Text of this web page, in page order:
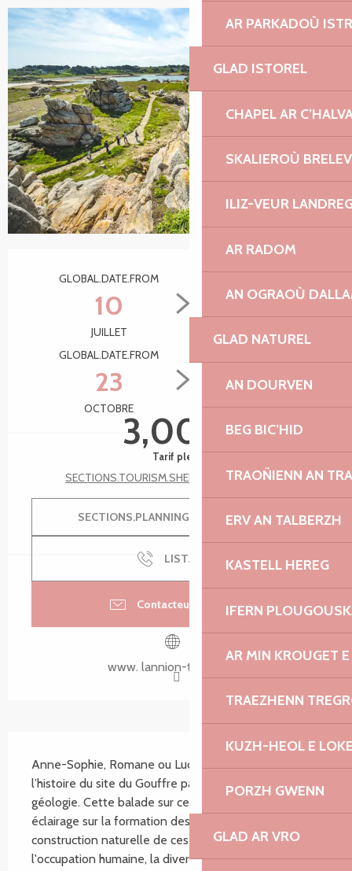
AR PARKADOÙ ISTR
GLAD ISTOREL
CHAPEL AR
SKALIEROÙ
ILIZ-VEUR
AR RADOM
AN OGRAOÙ
GLAD NATUREL
AN DOURVEN
BEG BIC’HID
TRAOÑIENN AN
ERV AN TALBERZH
KASTELL HEREG
IFERN
AR MIN KROUGET
TRAEZHENN
KUZH-HEOL E
PORZH GWENN
GLAD AR VRO
GLOBAL.DATE.FROM
10
JUILLET
28
AOÛT
GLOBAL.DATE.FROM
23
OCTOBRE
30
OCTOBRE
3,00 €
Tarif plein
SECTIONS.TOURISM.SHEET.TARIFFS.SEE_ALL
SECTIONS.PLANNING.MENU.ORDER
LIST.CALL
Contacteur par email
www. lannion-tregor.com
SECTIONS.TOURISM.SHEET.DESCRIPTION
Anne-Sophie, Romane ou Lucie vous dévoilent
l’histoire du site du Gouffre par le biais de sa
géologie. Cette balade sur ce site naturel apporte un
éclairage sur la formation des rochers et la
construction naturelle de ces paysages, l'histoire de
l'occupation humaine, la diversité et la richesse de...